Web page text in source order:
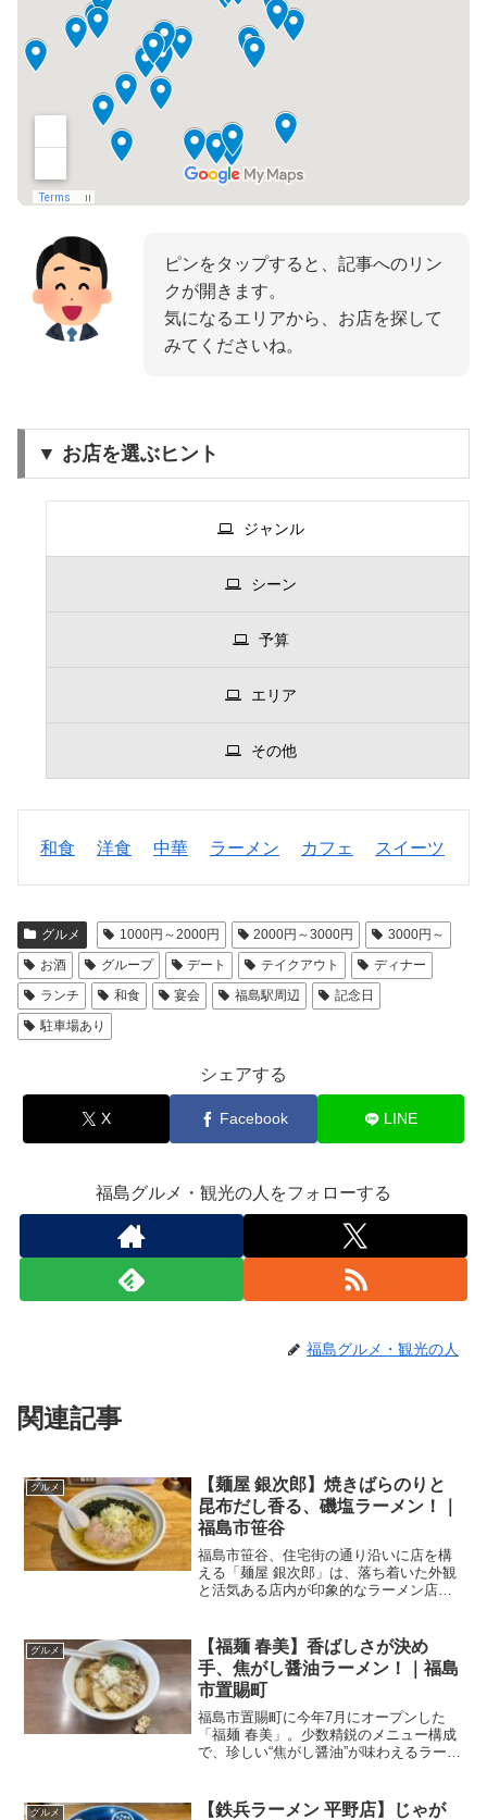
ピンをタップすると、記事へのリン
クが開きます。
気になるエリアから、お店を探して
みてくださいね。
▼ お店を選ぶヒント
ジャンル
シーン
予算
エリア
その他
和食 洋食 中華 ラーメン カフェ スイーツ
グルメ 1000円～2000円 2000円～3000円
3000円～
お酒
グループ デート テイクアウト
ディナー
ランチ
和食 宴会 福島駅周辺
記念日
駐車場あり
シェアする
X Facebook LINE
福島グルメ・観光の人をフォローする
福島グルメ・観光の人
関連記事
グルメ
【麺屋 銀次郎】焼きばらのりと
昆布だし香る、磯塩ラーメン！｜
福島市笹谷
福島市笹谷、住宅街の通り沿いに店を構
える「麺屋 銀次郎」は、落ち着いた外観
と活気ある店内が印象的なラーメン店。
はランチタイムに人気の「磯塩ラーメ
ン」をいただいてきました...
グルメ
【福麺 春美】香ばしさが決め
手、焦がし醤油ラーメン！｜福島
市置賜町
福島市置賜町に今年7月にオープンした
「福麺 春美」。少数精鋭のメニュー構成
で、珍しい“焦がし醤油”が味わえるラーメ
Welcome international readers...
グルメ
【鉄兵ラーメン 平野店】じゃが